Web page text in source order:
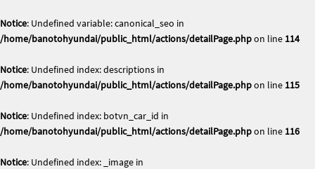
Notice: Undefined variable: canonical_seo in
/home/banotohyundai/public_html/actions/detailPage.phpon line 114
Notice: Undefined index: descriptions in
/home/banotohyundai/public_html/actions/detailPage.phpon line 115
Notice: Undefined index: botvn_car_id in
/home/banotohyundai/public_html/actions/detailPage.phpon line 116
Notice: Undefined index: _image in